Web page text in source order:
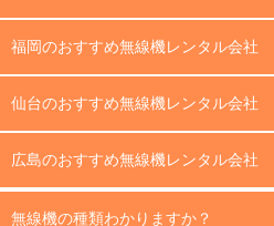
福岡のおすすめ無線機レンタル会社
仙台のおすすめ無線機レンタル会社
広島のおすすめ無線機レンタル会社
無線機の種類わかりますか？